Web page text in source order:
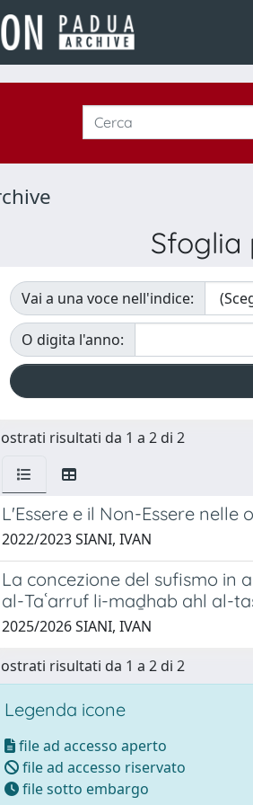
Sfoglia
Vai a una voce nell'indice:
O digita l'anno:
risultati da 1 a 2 di 2
L'Essere e il Non-Essere nelle
2022/2023 SIANI, IVAN
La concezione del sufismo in
al-Taʿarruf li-maḏhab ahl al-
2025/2026 SIANI, IVAN
risultati da 1 a 2 di 2
Legenda icone
file ad accesso aperto
file ad accesso riservato
file sotto embargo